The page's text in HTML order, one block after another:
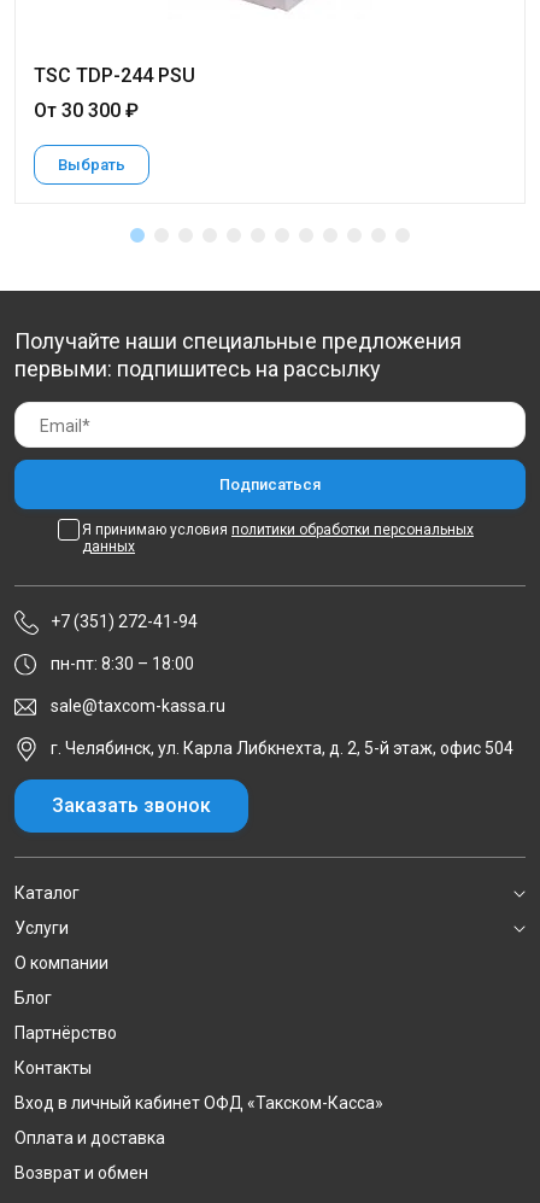
TSC TDP-244 PSU
От 30 300 ₽
Выбрать
Получайте наши специальные предложения
первыми: подпишитесь на рассылку
Я принимаю условия политики обработки персональных
данных
+7 (351) 272-41-94
пн-пт: 8:30 – 18:00
sale@taxcom-kassa.ru
г. Челябинск, ул. Карла Либкнехта, д. 2, 5-й этаж, офис 504
Заказать звонок
Каталог
Услуги
О компании
Блог
Партнёрство
Контакты
Вход в личный кабинет ОФД «Такском-Касса»
Оплата и доставка
Возврат и обмен